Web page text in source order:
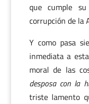
que cumple
corrupción de la
Y como pasa
inmediata a
moral de las
desposa con la
triste lamento